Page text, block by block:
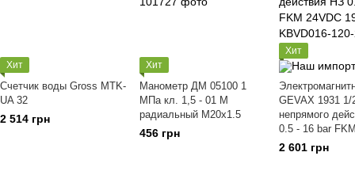
Хит
Счетчик воды Gross MTK-
UA 32
2 514 грн
Хит
Манометр ДМ 05100 1
МПа кл. 1,5 - 01 М
радиальный М20х1.5
456 грн
Хит
GEVAX 1931 1/
непрямого
0.5 - 16 bar
2 601 грн